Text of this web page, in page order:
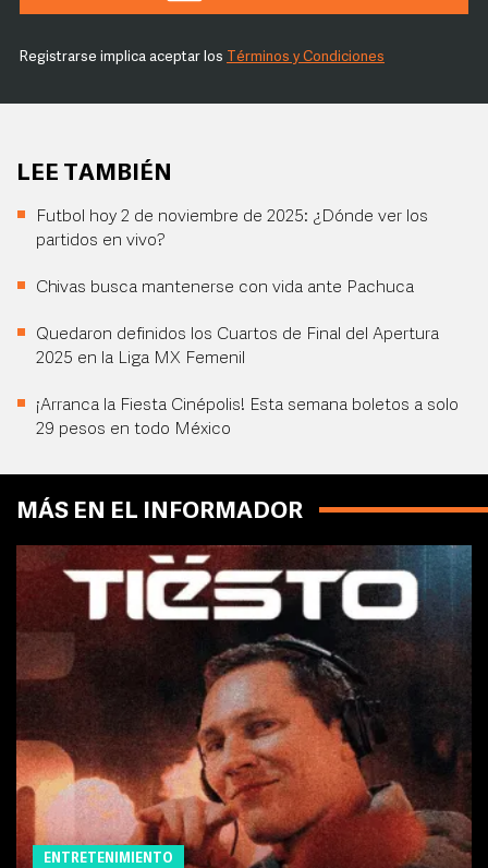
Registrarse implica aceptar los Términos y Condiciones
LEE TAMBIÉN
Futbol hoy 2 de noviembre de 2025: ¿Dónde ver los
partidos en vivo?
Chivas busca mantenerse con vida ante Pachuca
Quedaron definidos los Cuartos de Final del Apertura
2025 en la Liga MX Femenil
¡Arranca la Fiesta Cinépolis! Esta semana boletos a solo
29 pesos en todo México
MÁS EN EL INFORMADOR
ENTRETENIMIENTO